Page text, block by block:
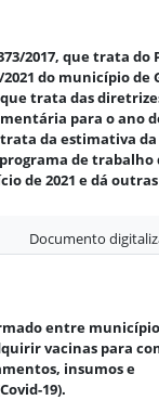
2017, que trata do
do município de
que trata das
para o ano
trata da estimativa
de trabalho
de 2021 e dá outras
Documento
entre
vacinas para
insumos e
19).